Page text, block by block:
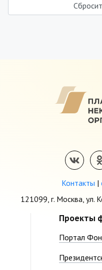
Контакты |
121099, г. Москва, ул.
Проекты
Портал